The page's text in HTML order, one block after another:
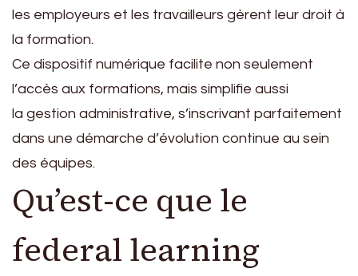
les employeurs et les travailleurs gèrent leur droit à
la formation.
Ce dispositif numérique facilite non seulement
l’accès aux formations, mais simplifie aussi
la gestion administrative, s’inscrivant parfaitement
dans une démarche d’évolution continue au sein
des équipes.
Qu’est-ce que le
federal learning